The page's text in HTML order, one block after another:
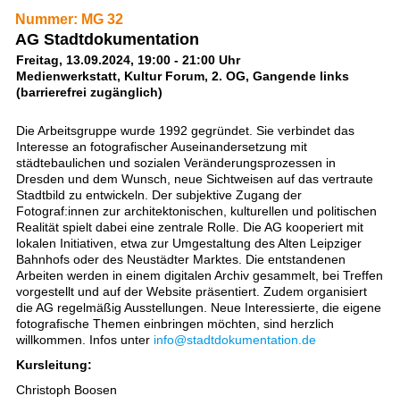
Nummer: MG 32
AG Stadtdokumentation
Freitag, 13.09.2024, 19:00 - 21:00 Uhr
Medienwerkstatt, Kultur Forum, 2. OG, Gangende links
(barrierefrei zugänglich)
Die Arbeitsgruppe wurde 1992 gegründet. Sie verbindet das
Interesse an fotografischer Auseinandersetzung mit
städtebaulichen und sozialen Veränderungsprozessen in
Dresden und dem Wunsch, neue Sichtweisen auf das vertraute
Stadtbild zu entwickeln. Der subjektive Zugang der
Fotograf:innen zur architektonischen, kulturellen und politischen
Realität spielt dabei eine zentrale Rolle. Die AG kooperiert mit
lokalen Initiativen, etwa zur Umgestaltung des Alten Leipziger
Bahnhofs oder des Neustädter Marktes. Die entstandenen
Arbeiten werden in einem digitalen Archiv gesammelt, bei Treffen
vorgestellt und auf der Website präsentiert. Zudem organisiert
die AG regelmäßig Ausstellungen. Neue Interessierte, die eigene
fotografische Themen einbringen möchten, sind herzlich
willkommen. Infos unter info@stadtdokumentation.de
Kursleitung:
Christoph Boosen